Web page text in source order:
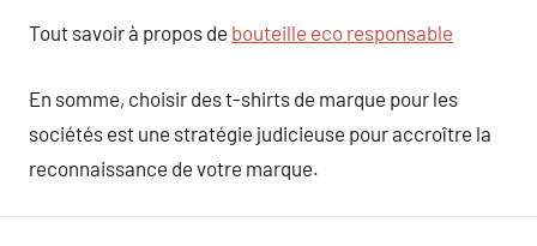
Tout savoir à propos de bouteille eco responsable
En somme, choisir des t-shirts de marque pour les
sociétés est une stratégie judicieuse pour accroître la
reconnaissance de votre marque.